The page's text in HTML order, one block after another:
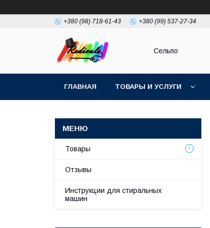
+380 (98) 718-61-43 +380 (99) 537-27-34
Сельпо
ГЛАВНАЯ ТОВАРЫ И УСЛУГИ
Товары
Отзывы
Инструкции для стиральных
машин